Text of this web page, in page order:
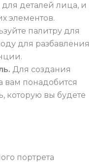
деталей лица, и
элементов.
палитру для
для разбавления
Для создания
вам понадобится
которую вы будете
портрета